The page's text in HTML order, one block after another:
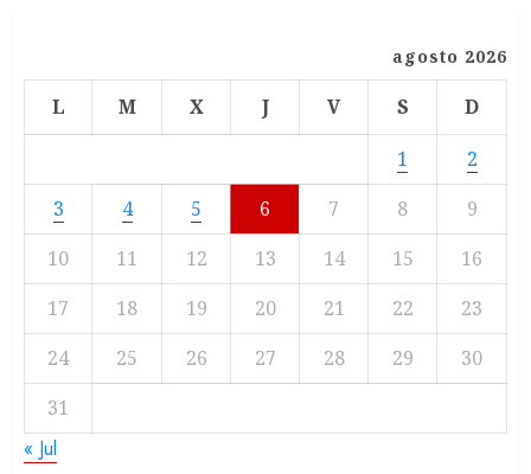
agosto 2026
L M X J V S
D
1
2
3
4 5 6 7 8
9
10
11 12 13 14 15
16
17
18 19 20 21 22
23
24
25 26 27 28 29
30
31
« Jul